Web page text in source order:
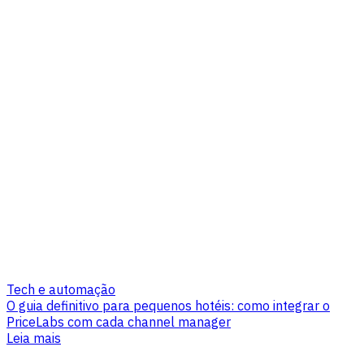
Tech e automação
O guia definitivo para pequenos hotéis: como integrar o
PriceLabs com cada channel manager
Leia mais